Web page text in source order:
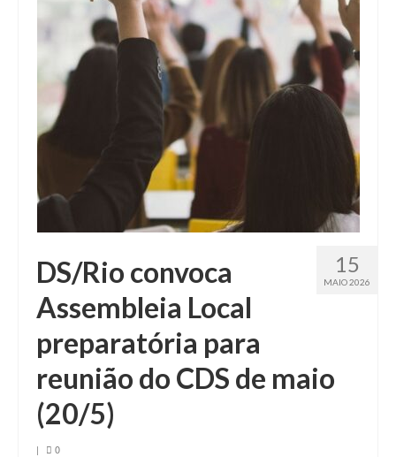
Fale conosco
15
MAIO 2026
DS/Rio convoca
Assembleia Local
preparatória para
reunião do CDS de maio
(20/5)
| 0